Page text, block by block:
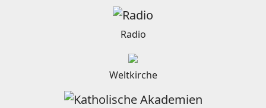
Radio
Weltkirche